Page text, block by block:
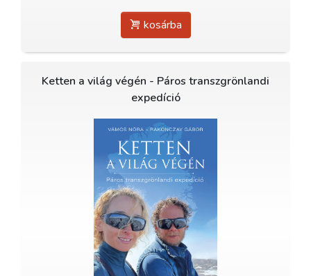
kosárba
Ketten a világ végén - Páros transzgrönlandi
expedíció